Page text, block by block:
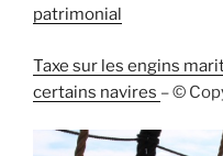
patrimonial
Taxe sur les engins
certains navires – ©